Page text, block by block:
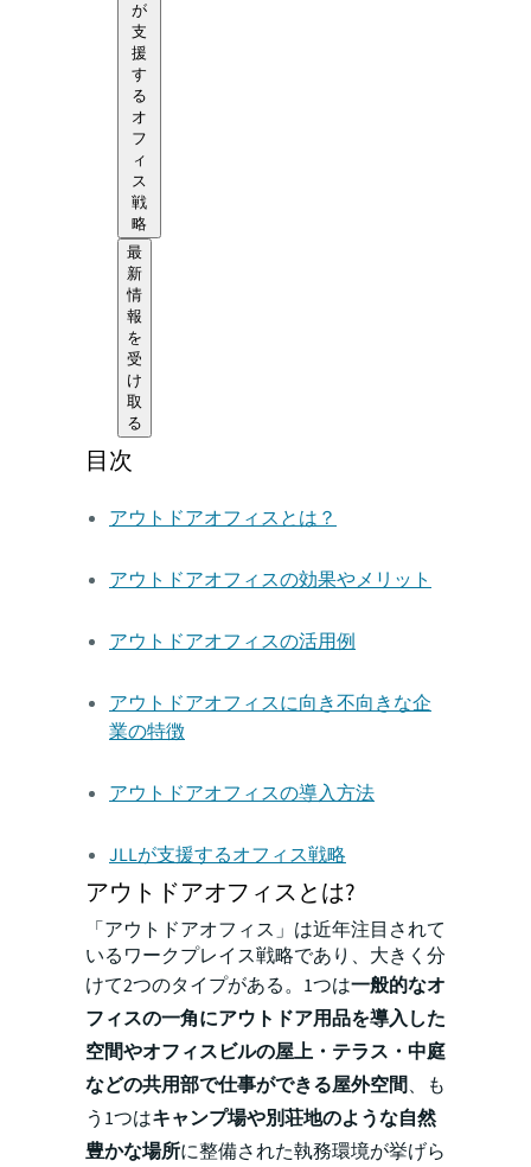
が
支
援
す
る
オ
フ
ィ
ス
戦
略
最
新
情
報
を
受
け
取
る
目次
アウトドアオフィスとは？
アウトドアオフィスの効果やメリット
アウトドアオフィスの活用例
アウトドアオフィスに向き不向きな企
業の特徴
アウトドアオフィスの導入方法
JLLが支援するオフィス戦略
アウトドアオフィスとは?
「アウトドアオフィス」は近年注目されて
いるワークプレイス戦略であり、大きく分
けて2つのタイプがある。1つは一般的なオ
フィスの一角にアウトドア用品を導入した
空間やオフィスビルの屋上・テラス・中庭
などの共用部で仕事ができる屋外空間、も
う1つはキャンプ場や別荘地のような自然
豊かな場所に整備された執務環境が挙げら